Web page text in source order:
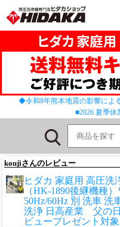
◆令和8年熊本地震の影響によ
■2026 夏季
koujiさんのレビュー
ヒダカ 家庭用 高圧洗
（HK-1890後継機種
50Hz/60Hz 別 洗車 洗
洗浄 日高産業 父の
ビュープレゼント対象